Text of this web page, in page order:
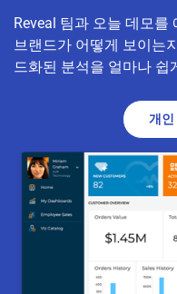
Reveal 팀과 오늘 데모를
브랜드가 어떻게 보이는
드화된 분석을 얼마나 쉽
개인